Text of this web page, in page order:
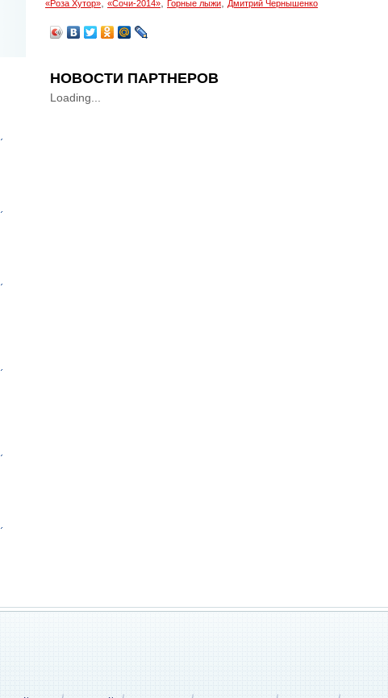
«Роза Хутор»
«Сочи-2014» Горные лыжи Дмитрий Чернышенко
НОВОСТИ ПАРТНЕРОВ
Loading...